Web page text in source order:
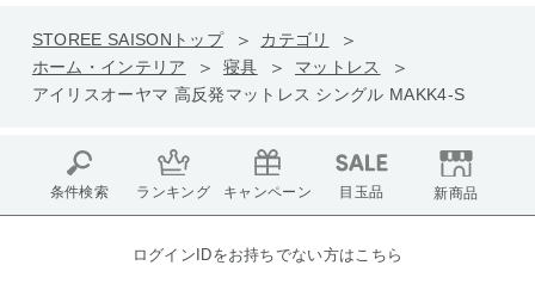
STOREE SAISONトップ
カテゴリ
ホーム・インテリア
寝具
マットレス
アイリスオーヤマ 高反発マットレス シングル MAKK4-S
条件検索 ランキング キャンペーン 目玉品 新商品
ログインIDをお持ちでない方はこちら